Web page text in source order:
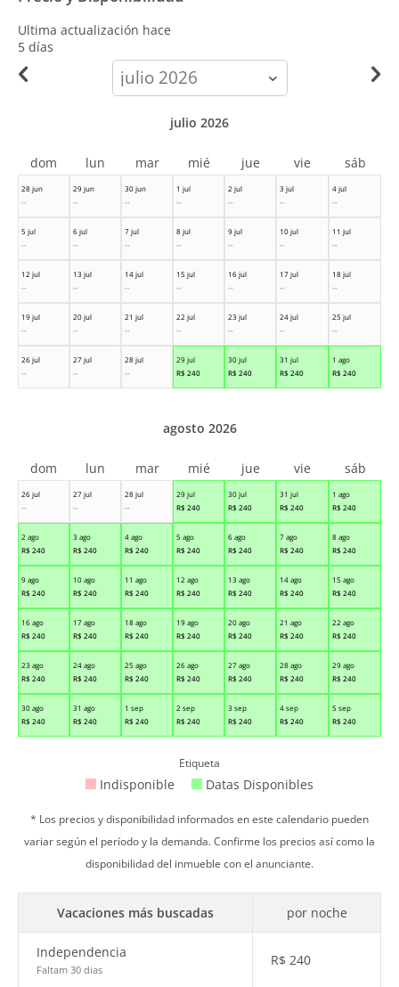
Ultima actualización hace
5 días
calendar-
month
28 jun
--
29 jun
--
30 jun
--
1 jul
--
2 jul
--
3 jul
--
4 jul
--
5 jul
--
6 jul
--
7 jul
--
8 jul
--
9 jul
--
10 jul
--
11 jul
--
12 jul
--
13 jul
--
14 jul
--
15 jul
--
16 jul
--
17 jul
--
18 jul
--
19 jul
--
20 jul
--
21 jul
--
22 jul
--
23 jul
--
24 jul
--
25 jul
--
26 jul
--
27 jul
--
28 jul
--
29 jul
R$ 240
30 jul
R$ 240
31 jul
R$ 240
1 ago
R$ 240
julio 2026
dom lun mar mié jue vie sáb
26 jul
--
27 jul
--
28 jul
--
29 jul
R$ 240
30 jul
R$ 240
31 jul
R$ 240
1 ago
R$ 240
2 ago
R$ 240
3 ago
R$ 240
4 ago
R$ 240
5 ago
R$ 240
6 ago
R$ 240
7 ago
R$ 240
8 ago
R$ 240
9 ago
R$ 240
10 ago
R$ 240
11 ago
R$ 240
12 ago
R$ 240
13 ago
R$ 240
14 ago
R$ 240
15 ago
R$ 240
16 ago
R$ 240
17 ago
R$ 240
18 ago
R$ 240
19 ago
R$ 240
20 ago
R$ 240
21 ago
R$ 240
22 ago
R$ 240
23 ago
R$ 240
24 ago
R$ 240
25 ago
R$ 240
26 ago
R$ 240
27 ago
R$ 240
28 ago
R$ 240
29 ago
R$ 240
30 ago
R$ 240
31 ago
R$ 240
1 sep
R$ 240
2 sep
R$ 240
3 sep
R$ 240
4 sep
R$ 240
5 sep
R$ 240
agosto 2026
dom lun mar mié jue vie sáb
Etiqueta
Indisponible Datas Disponibles
* Los precios y disponibilidad informados en este calendario pueden
variar según el período y la demanda. Confirme los precios así como la
disponibilidad del inmueble con el anunciante.
Vacaciones más buscadas por noche
Independencia
Faltam 30 dias
R$ 240